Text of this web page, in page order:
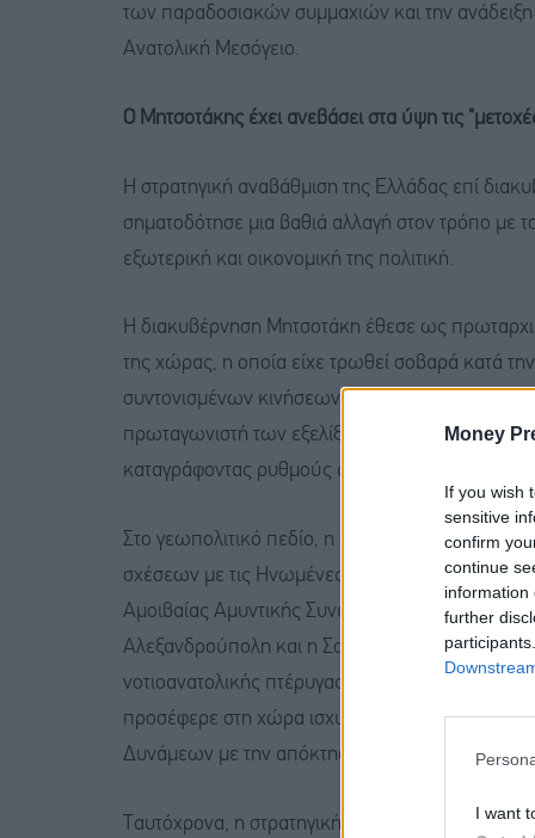
Money
If you wish
sensitive
confirm
continue
information
further
I want
των παραδοσιακών συμμαχιών και την
Ανατολική Μεσόγειο.
Ο Μητσοτάκης έχει ανεβάσει στα ύψη τις
Η στρατηγική αναβάθμιση της Ελλάδας επί
σηματοδότησε μια βαθιά αλλαγή στον τρόπο με
εξωτερική και οικονομική της πολιτική.
Η διακυβέρνηση Μητσοτάκη έθεσε ως
της χώρας, η οποία είχε τρωθεί σοβαρά κατά
συντονισμένων κινήσεων, η Ελλάδα
πρωταγωνιστή των εξελίξεων, επιτυγχάνοντας
καταγράφοντας ρυθμούς ανάπτυξης σημαντικά
Στο γεωπολιτικό πεδίο, η σημασία της
σχέσεων με τις Ηνωμένες Πολιτείες, την
Αμοιβαίας Αμυντικής Συνεργασίας με τις ΗΠΑ
Αλεξανδρούπολη και η Σούδα, καθιστώντας την
νοτιοανατολικής πτέρυγας του ΝΑΤΟ.
προσέφερε στη χώρα ισχυρές εγγυήσεις
Δυνάμεων με την απόκτηση σύγχρονων
Ταυτόχρονα, η στρατηγική συμμαχία με το